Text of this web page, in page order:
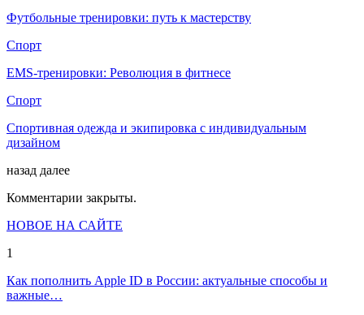
Футбольные тренировки: путь к мастерству
Спорт
EMS-тренировки: Революция в фитнесе
Спорт
Спортивная одежда и экипировка с индивидуальным
дизайном
назад далее
Комментарии закрыты.
НОВОЕ НА САЙТЕ
1
Как пополнить Apple ID в России: актуальные способы и
важные…